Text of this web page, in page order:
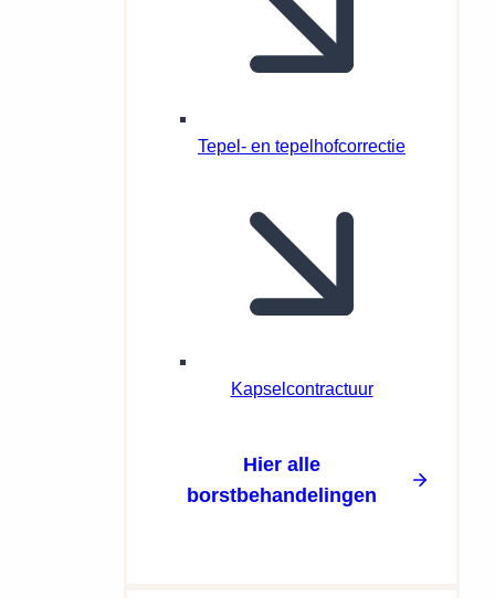
Tepel- en tepelhofcorrectie
Kapselcontractuur
Hier alle
borstbehandelingen